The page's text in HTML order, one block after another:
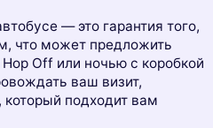
— это гарантия того,
что может предложить
Off или ночью с коробкой
ваш визит,
который подходит вам